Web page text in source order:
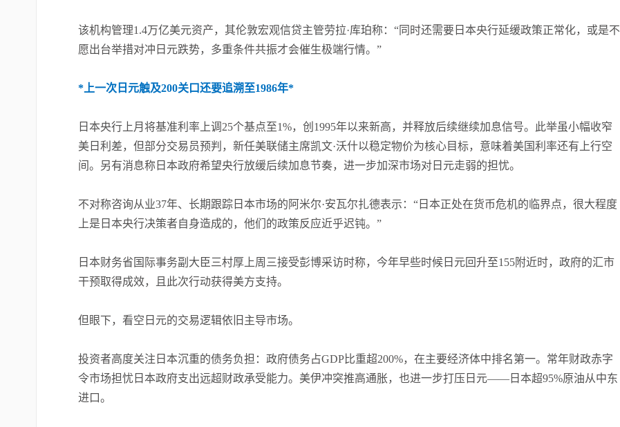
该机构管理1.4万亿美元资产，其伦敦宏观信贷主管劳拉·库珀称：“同时还需要日本央行延缓政策正常化，或是不
愿出台举措对冲日元跌势，多重条件共振才会催生极端行情。”
*上一次日元触及200关口还要追溯至1986年*
日本央行上月将基准利率上调25个基点至1%，创1995年以来新高，并释放后续继续加息信号。此举虽小幅收窄
美日利差，但部分交易员预判，新任美联储主席凯文·沃什以稳定物价为核心目标，意味着美国利率还有上行空
间。另有消息称日本政府希望央行放缓后续加息节奏，进一步加深市场对日元走弱的担忧。
不对称咨询从业37年、长期跟踪日本市场的阿米尔·安瓦尔扎德表示：“日本正处在货币危机的临界点，很大程度
上是日本央行决策者自身造成的，他们的政策反应近乎迟钝。”
日本财务省国际事务副大臣三村厚上周三接受彭博采访时称，今年早些时候日元回升至155附近时，政府的汇市
干预取得成效，且此次行动获得美方支持。
但眼下，看空日元的交易逻辑依旧主导市场。
投资者高度关注日本沉重的债务负担：政府债务占GDP比重超200%，在主要经济体中排名第一。常年财政赤字
令市场担忧日本政府支出远超财政承受能力。美伊冲突推高通胀，也进一步打压日元——日本超95%原油从中东
进口。